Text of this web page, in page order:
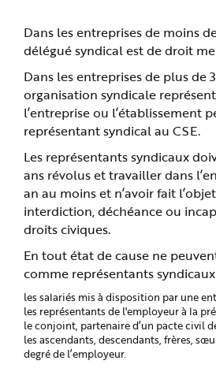
Dans les entreprises de moins
délégué syndical est de droit
Dans les entreprises de plus de
organisation syndicale
l’entreprise ou l’établissement
représentant syndical au CSE.
Les représentants syndicaux
ans révolus et travailler dans
an au moins et n’avoir fait
interdiction, déchéance ou
droits civiques.
En tout état de cause ne
comme représentants syndicaux
les salariés mis à disposition par une
les représentants de l'employeur à la
le conjoint, partenaire d’un pacte civil
les ascendants, descendants, frères,
degré de l’employeur.